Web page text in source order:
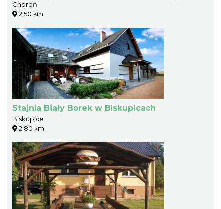
Choroń
2.50 km
Stajnia Biały Borek w Biskupicach
Biskupice
2.80 km